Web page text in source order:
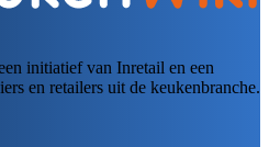
initiatief van Inretail en een
en retailers uit de keukenbranche.